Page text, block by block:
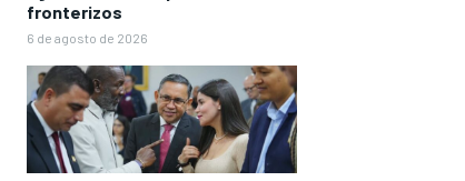
fronterizos
6 de agosto de 2026